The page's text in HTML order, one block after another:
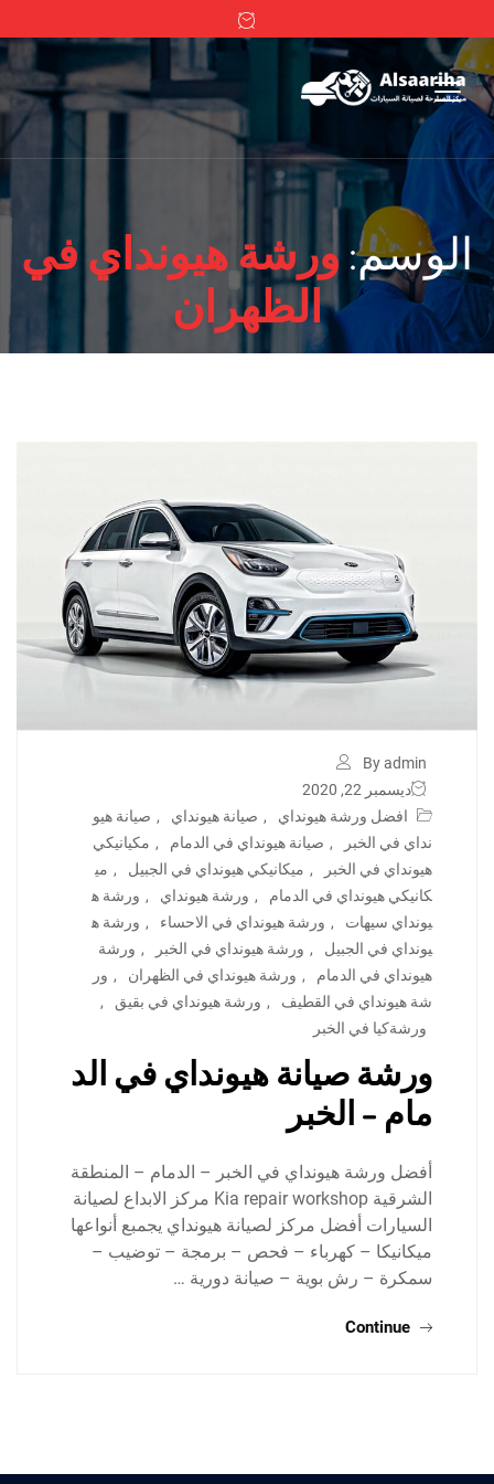
الوسم: ورشة هيونداي في
الظهران
By admin
ديسمبر 22, 2020
افضل ورشة هيونداي
, صيانة هيونداي , صيانة هيو
نداي في الخبر
, صيانة هيونداي في الدمام , مكيانيكي
هيونداي في الخبر
, ميكانيكي هيونداي في الجبيل , مي
كانيكي هيونداي في الدمام
, ورشة هيونداي , ورشة ه
يونداي سيهات
, ورشة هيونداي في الاحساء , ورشة ه
يونداي في الجبيل
, ورشة هيونداي في الخبر , ورشة
هيونداي في الدمام
, ورشة هيونداي في الظهران , ور
شة هيونداي في القطيف
, ورشة هيونداي في بقيق
,
ورشةكيا في الخبر
ورشة صيانة هيونداي في الد
مام – الخبر
أفضل ورشة هيونداي في الخبر – الدمام – المنطقة
الشرقية Kia repair workshop مركز الابداع لصيانة
السيارات أفضل مركز لصيانة هيونداي يجمبع أنواعها
ميكانيكا – كهرباء – فحص – برمجة – توضيب –
سمكرة – رش بوية – صيانة دورية …
Continue